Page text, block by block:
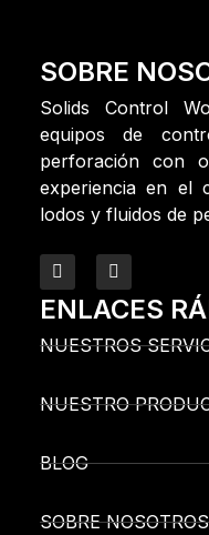
SOBRE
Solids Control
equipos de
perforación con
experiencia en el
lodos y fluidos de
ENLACES
NUESTROS
NUESTRO
BLOG
SOBRE NOSOTROS